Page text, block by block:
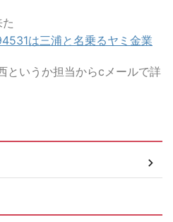
は三浦と名乗るヤミ金業
というか担当からcメールで詳